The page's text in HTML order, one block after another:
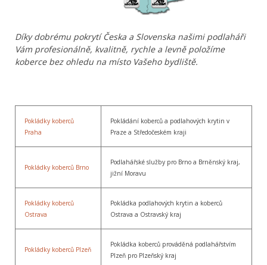
Díky dobrému pokrytí Česka a Slovenska našimi podlaháři
Vám profesionálně, kvalitně, rychle a levně položíme
koberce bez ohledu na místo Vašeho bydliště.
Pokládky koberců
Praha
Pokládání koberců a podlahových krytin v
Praze a Středočeském kraji
Pokládky koberců Brno
Podlahářské služby pro Brno a Brněnský kraj,
jižní Moravu
Pokládky koberců
Ostrava
Pokládka podlahových krytin a koberců
Ostrava a Ostravský kraj
Pokládky koberců Plzeň
Pokládka koberců prováděná podlahářstvím
Plzeň pro Plzeňský kraj